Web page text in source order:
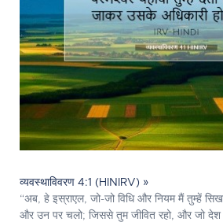
व्यवस्थाविवरण 4:1 (HINIRV) »
“अब, हे इस्राएल, जो-जो विधि और नियम मैं तुम्हें
और उन पर चलो; जिससे तुम जीवित रहो, और जो देश